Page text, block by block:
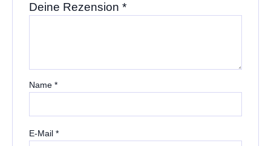
Deine Rezension *
Name *
E-Mail *